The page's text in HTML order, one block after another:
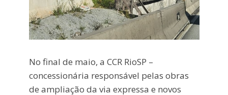
No final de maio, a CCR RioSP –
concessionária responsável pelas obras
de ampliação da via expressa e novos